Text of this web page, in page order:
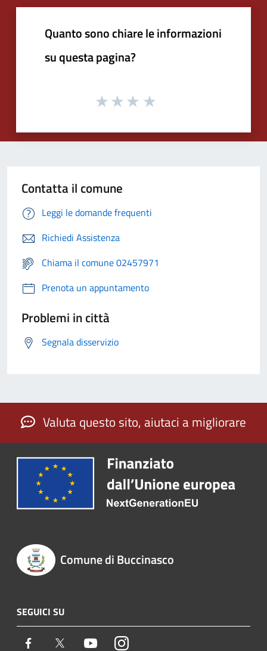
Quanto sono chiare le informazioni
su questa pagina?
Contatta il comune
Leggi le domande frequenti
Richiedi Assistenza
Chiama il comune 02457971
Prenota un appuntamento
Problemi in città
Segnala disservizio
Valuta questo sito, aiutaci a migliorare
Comune di Buccinasco
SEGUICI SU
Facebook Twitter YoutubeInstagram